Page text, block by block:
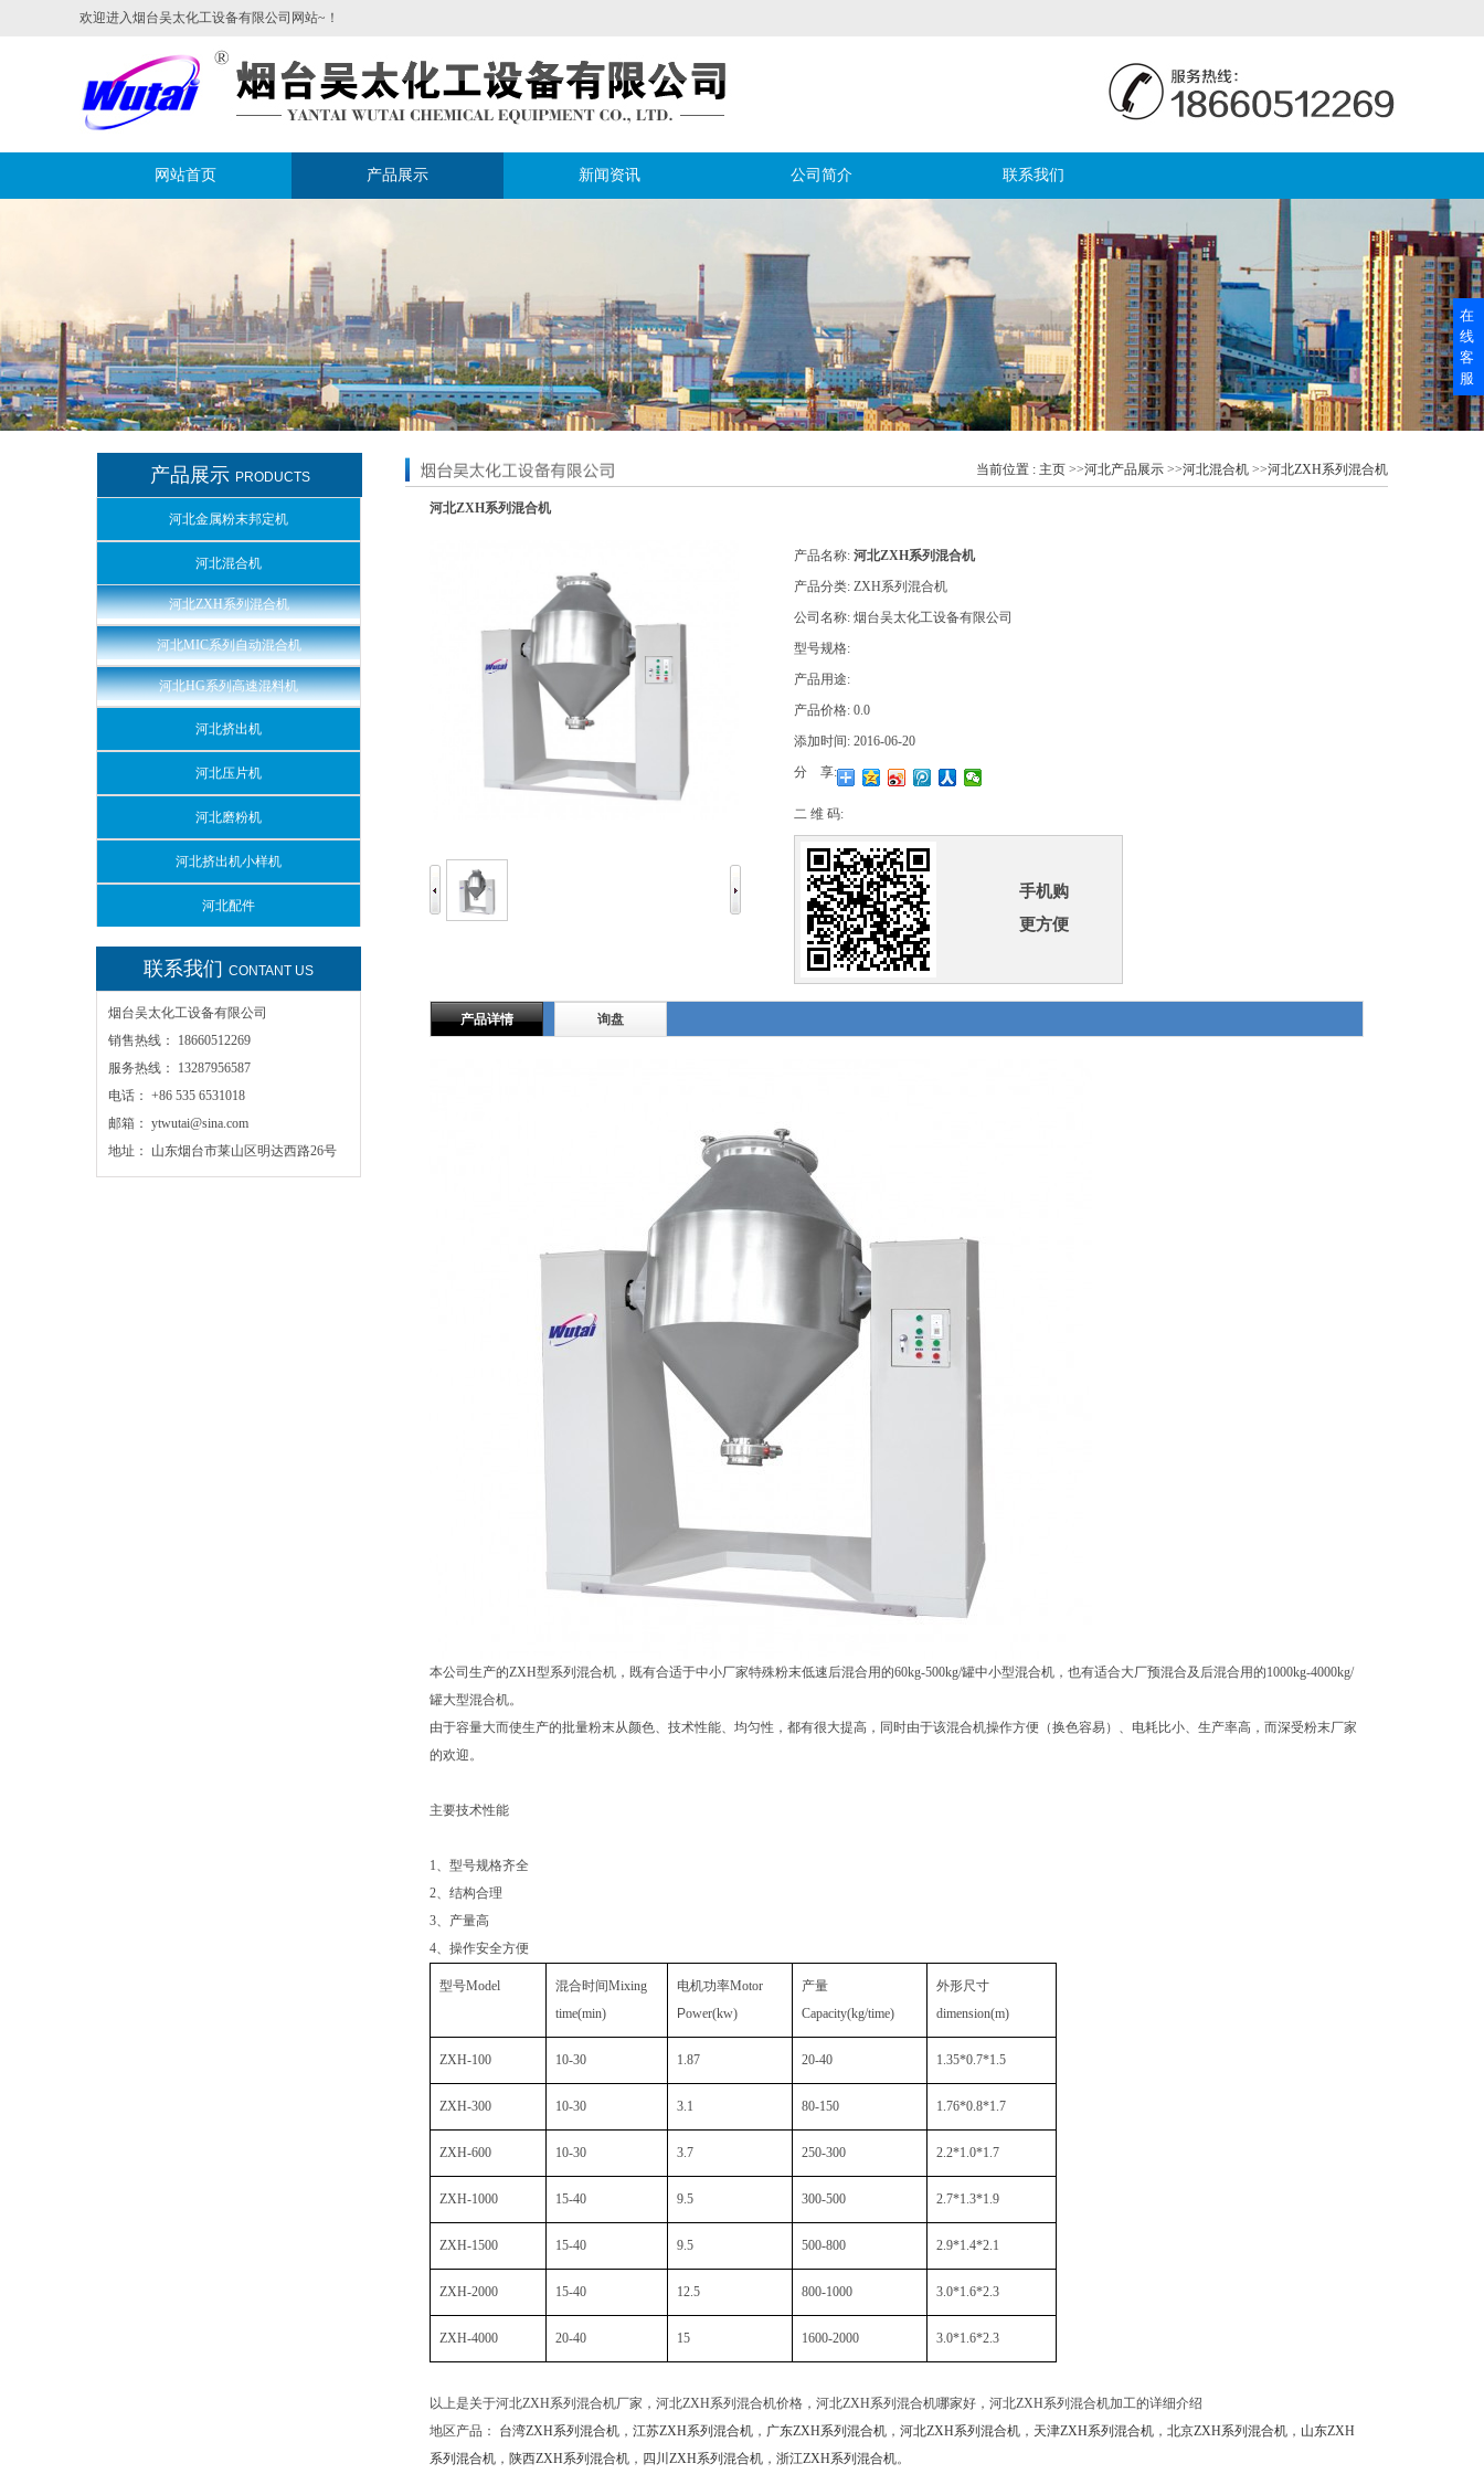
欢迎进入烟台吴太化工设备有限公司网站~！
网站首页 产品展示 新闻资讯 公司简介 联系我们
当前位置 : 主页 >>河北产品展示 >>河北混合机 >>河北ZXH系列混合机
河北ZXH系列混合机
产品名称: 河北ZXH系列混合机
产品分类: ZXH系列混合机
公司名称: 烟台吴太化工设备有限公司
型号规格:
产品用途:
产品价格: 0.0
添加时间: 2016-06-20
分 享:
二 维 码:
手机购
更方便
产品详情 询盘
本公司生产的ZXH型系列混合机，既有合适于中小厂家特殊粉末低速后混合用的60kg-500kg/罐中小型混合机，也有适合大厂预混合及后混合用的1000kg-4000kg/
罐大型混合机。
由于容量大而使生产的批量粉末从颜色、技术性能、均匀性，都有很大提高，同时由于该混合机操作方便（换色容易）、电耗比小、生产率高，而深受粉末厂家
的欢迎。
主要技术性能
1、型号规格齐全
2、结构合理
3、产量高
4、操作安全方便
型号Model 混合时间Mixing
time(min)
电机功率Motor
Power(kw)
产量
Capacity(kg/time)
外形尺寸
dimension(m)
ZXH-100 10-30 1.87 20-40 1.35*0.7*1.5
ZXH-300 10-30 3.1 80-150 1.76*0.8*1.7
ZXH-600 10-30 3.7 250-300 2.2*1.0*1.7
ZXH-1000 15-40 9.5 300-500 2.7*1.3*1.9
ZXH-1500 15-40 9.5 500-800 2.9*1.4*2.1
ZXH-2000 15-40 12.5 800-1000 3.0*1.6*2.3
ZXH-4000 20-40 15 1600-2000 3.0*1.6*2.3
以上是关于河北ZXH系列混合机厂家，河北ZXH系列混合机价格，河北ZXH系列混合机哪家好，河北ZXH系列混合机加工的详细介绍
地区产品： 台湾ZXH系列混合机 ，江苏ZXH系列混合机 ， 广东ZXH系列混合机 ，河北ZXH系列混合机 ， 天津ZXH系列混合机 ，北京ZXH系列混合机 ， 山东ZXH
系列混合机 ， 陕西ZXH系列混合机 ， 四川ZXH系列混合机 ，浙江ZXH系列混合机。
产品展示 PRODUCTS
河北金属粉末邦定机
河北混合机
河北ZXH系列混合机
河北MIC系列自动混合机
河北HG系列高速混料机
河北挤出机
河北压片机
河北磨粉机
河北挤出机小样机
河北配件
联系我们 CONTANT US
烟台吴太化工设备有限公司
销售热线： 18660512269
服务热线： 13287956587
电话： +86 535 6531018
邮箱： ytwutai@sina.com
地址： 山东烟台市莱山区明达西路26号
在
线
客
服